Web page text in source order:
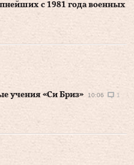
с 1981 года военных
учения «Си Бриз»
10:06
1